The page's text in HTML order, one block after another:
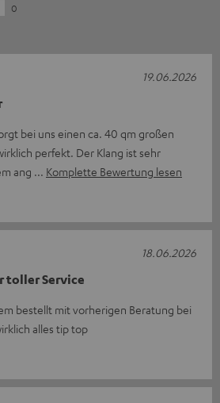
0
bei uns einen ca. 40 qm großen
perfekt. Der Klang ist sehr
ang
Komplette Bewertung lesen
19.06.2026
toller Service
bestellt mit vorherigen Beratung bei
alles tip top
18.06.2026